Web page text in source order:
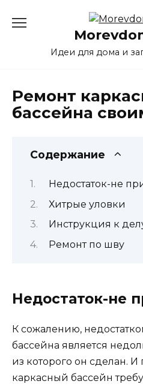
Идеи для дома и
Ремонт
бассейна
Содержание
Недостаток-не
Хитрые уловки
Инструкция к
Ремонт по шву
Недостаток-не
К сожалению,
бассейна является
из которого он сделан. И
каркасный бассейн